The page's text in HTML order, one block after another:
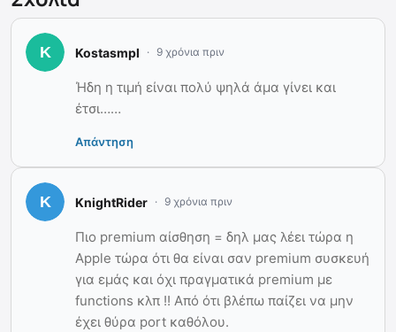
Kostasmpl 9 χρόνια πριν
Ήδη η τιμή είναι πολύ ψηλά άμα γίνει και
έτσι……
Απάντηση
KnightRider 9 χρόνια πριν
Πιο premium αίσθηση = δηλ μας λέει τώρα η
Apple τώρα ότι θα είναι σαν premium συσκευή
για εμάς και όχι πραγματικά premium με
functions κλπ !! Από ότι βλέπω παίζει να μην
έχει θύρα port καθόλου.